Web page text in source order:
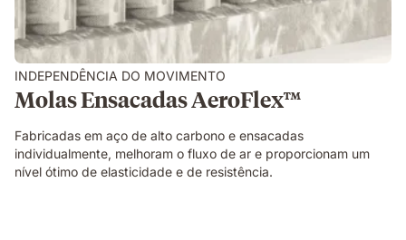
INDEPENDÊNCIA DO MOVIMENTO ​
Molas Ensacadas AeroFlex™
Fabricadas em aço de alto carbono e​ ensacadas
individualmente, melhoram o fluxo de ar e proporcionam um
nível ótimo de elasticidade e de resistência.​